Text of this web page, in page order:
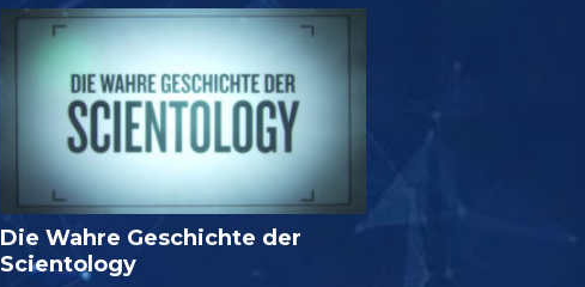
Die Wahre Geschichte der
Scientology